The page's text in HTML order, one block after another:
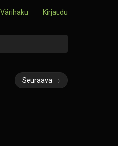
Värihaku Kirjaudu
Seuraava →